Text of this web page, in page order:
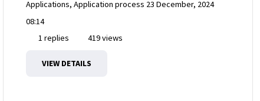
Applications, Application process 23 December, 2024
08:14
1 replies
419 views
VIEW DETAILS